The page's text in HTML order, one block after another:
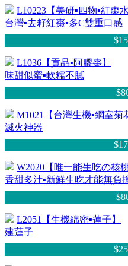
L10223【美研▪四物▪紅棗
台灣▪去籽紅棗▪多C雙重口感
L1036【貢品▪阿膠棗】
味甜似蜜▪軟糯不膩
M1021【台灣生機▪網室菊
滅火神器
W2020【唯一能生吃の核桃
香甜多汁▪新鮮生吃才能無負
L2051【生機綿密▪蓮子】
建蓮子